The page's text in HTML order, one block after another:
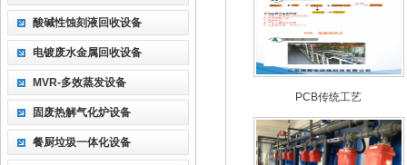
酸碱性蚀刻液回收设备
电镀废水金属回收设备
MVR-多效蒸发设备
固废热解气化炉设备
餐厨垃圾一体化设备
PCB传统工艺